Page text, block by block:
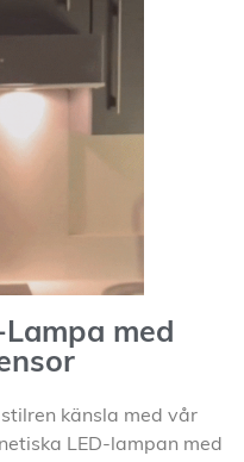
med
känsla med vår
LED-lampan med